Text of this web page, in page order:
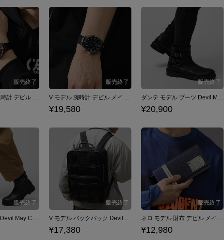
ダンテ モデル 腕時計 デビル メイ クライ シリーズ Devil May Cry V モデル 腕時計 デビル メイ クライ シリーズ Devil May Cry
¥19,580
ダンテ モデル ブーツ Devil May Cry 5
¥20,900
V モデル ブーツ Devil May Cry 5 V モデル バックパック Devil May Cry 5
¥17,380
ネロ モデル 財布 デビル メイ クライ シリーズ Devil May Cry
¥12,980